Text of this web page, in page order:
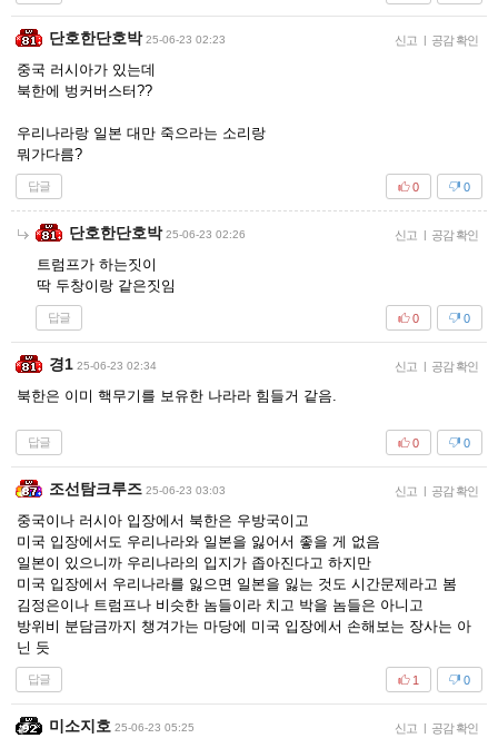
단호한단호박 25-06-23 02:23 신고 | 공감 확인
중국 러시아가 있는데
북한에 벙커버스터??
우리나라랑 일본 대만 죽으라는 소리랑
뭐가다름?
답글 0
0
단호한단호박 25-06-23 02:26 신고 | 공감 확인
트럼프가 하는짓이
딱 두창이랑 같은짓임
답글 0
0
경1 25-06-23 02:34 신고 | 공감 확인
북한은 이미 핵무기를 보유한 나라라 힘들거 같음.
답글 0
0
조선탐크루즈 25-06-23 03:03 신고 | 공감 확인
중국이나 러시아 입장에서 북한은 우방국이고
미국 입장에서도 우리나라와 일본을 잃어서 좋을 게 없음
일본이 있으니까 우리나라의 입지가 좁아진다고 하지만
미국 입장에서 우리나라를 잃으면 일본을 잃는 것도 시간문제라고 봄
김정은이나 트럼프나 비슷한 놈들이라 치고 박을 놈들은 아니고
방위비 분담금까지 챙겨가는 마당에 미국 입장에서 손해보는 장사는 아
닌 듯
답글 0
1
미소지호 25-06-23 05:25 신고 | 공감 확인